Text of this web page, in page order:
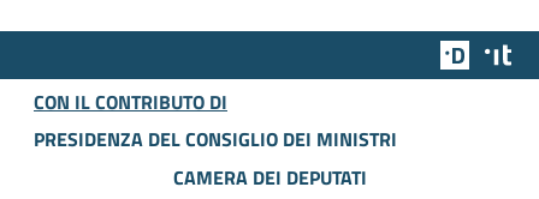
Team
CON IL CONTRIBUTO DI
PRESIDENZA DEL CONSIGLIO DEI MINISTRI
CAMERA DEI DEPUTATI